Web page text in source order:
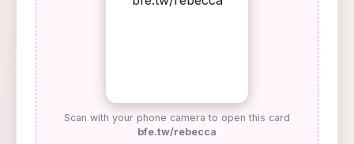
Scan with your phone camera to open this card
bfe.tw/rebecca